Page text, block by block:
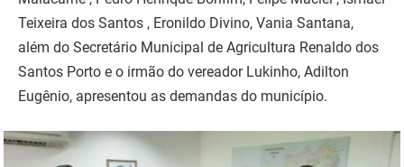
Teixeira dos Santos , Eronildo Divino, Vania Santana,
além do Secretário Municipal de Agricultura Renaldo dos
Santos Porto e o irmão do vereador Lukinho, Adilton
Eugênio, apresentou as demandas do município.